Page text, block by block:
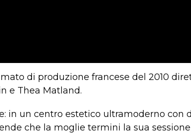
di produzione francese del 2010
e Thea Matland.
in un centro estetico ultramoderno con
che la moglie termini la sua